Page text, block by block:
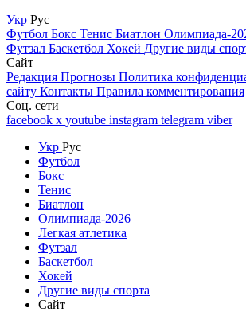
Укр Рус
Футбол Бокс Тенис Биатлон Олимпиада-
Футзал Баскетбол Хокей Другие виды
Сайт
Редакция Прогнозы Политика
сайту Контакты Правила комментирования
Соц. сети
facebook x youtube instagram telegram viber
Укр Рус
Футбол
Бокс
Тенис
Биатлон
Олимпиада-2026
Легкая атлетика
Футзал
Баскетбол
Хокей
Другие виды спорта
Сайт